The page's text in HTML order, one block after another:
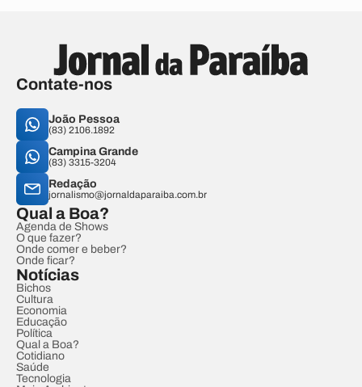
Contate-nos
João Pessoa
(83) 2106.1892
Campina Grande
(83) 3315-3204
Redação
jornalismo@jornaldaparaiba.com.br
Qual a Boa?
Agenda de Shows
O que fazer?
Onde comer e beber?
Onde ficar?
Notícias
Bichos
Cultura
Economia
Educação
Política
Qual a Boa?
Cotidiano
Saúde
Tecnologia